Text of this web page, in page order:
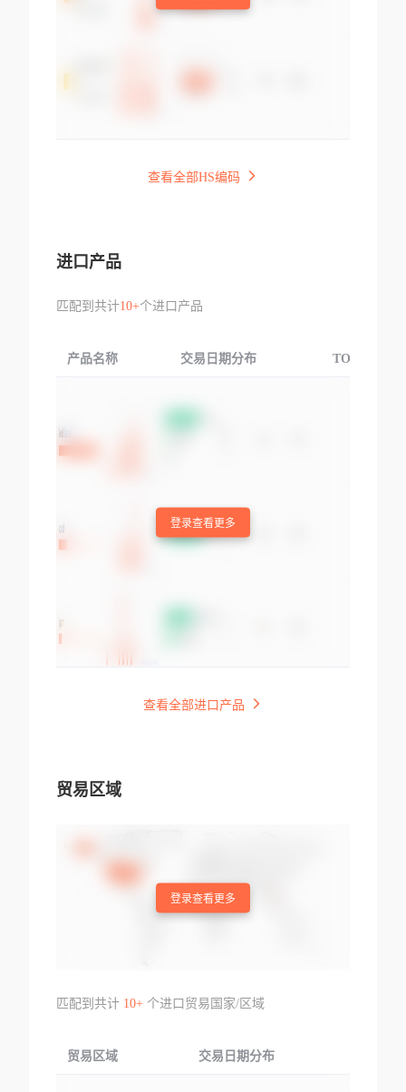
查看全部HS编码
进口产品
匹配到共计10+个进口产品
产品名称 交易日期分布 TOP3交易国
登录查看更多
查看全部进口产品
贸易区域
登录查看更多
匹配到共计 10+个进口贸易国家/区域
贸易区域 交易日期分布